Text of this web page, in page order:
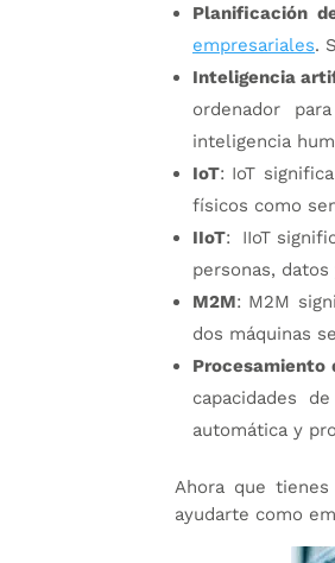
Planificación
empresariales.
Inteligencia
ordenador
inteligencia
IoT: IoT
físicos como
IIoT: IIoT
personas, datos
M2M: M2M
dos máquinas
Procesamiento
capacidades
automática y
Ahora que
ayudarte como